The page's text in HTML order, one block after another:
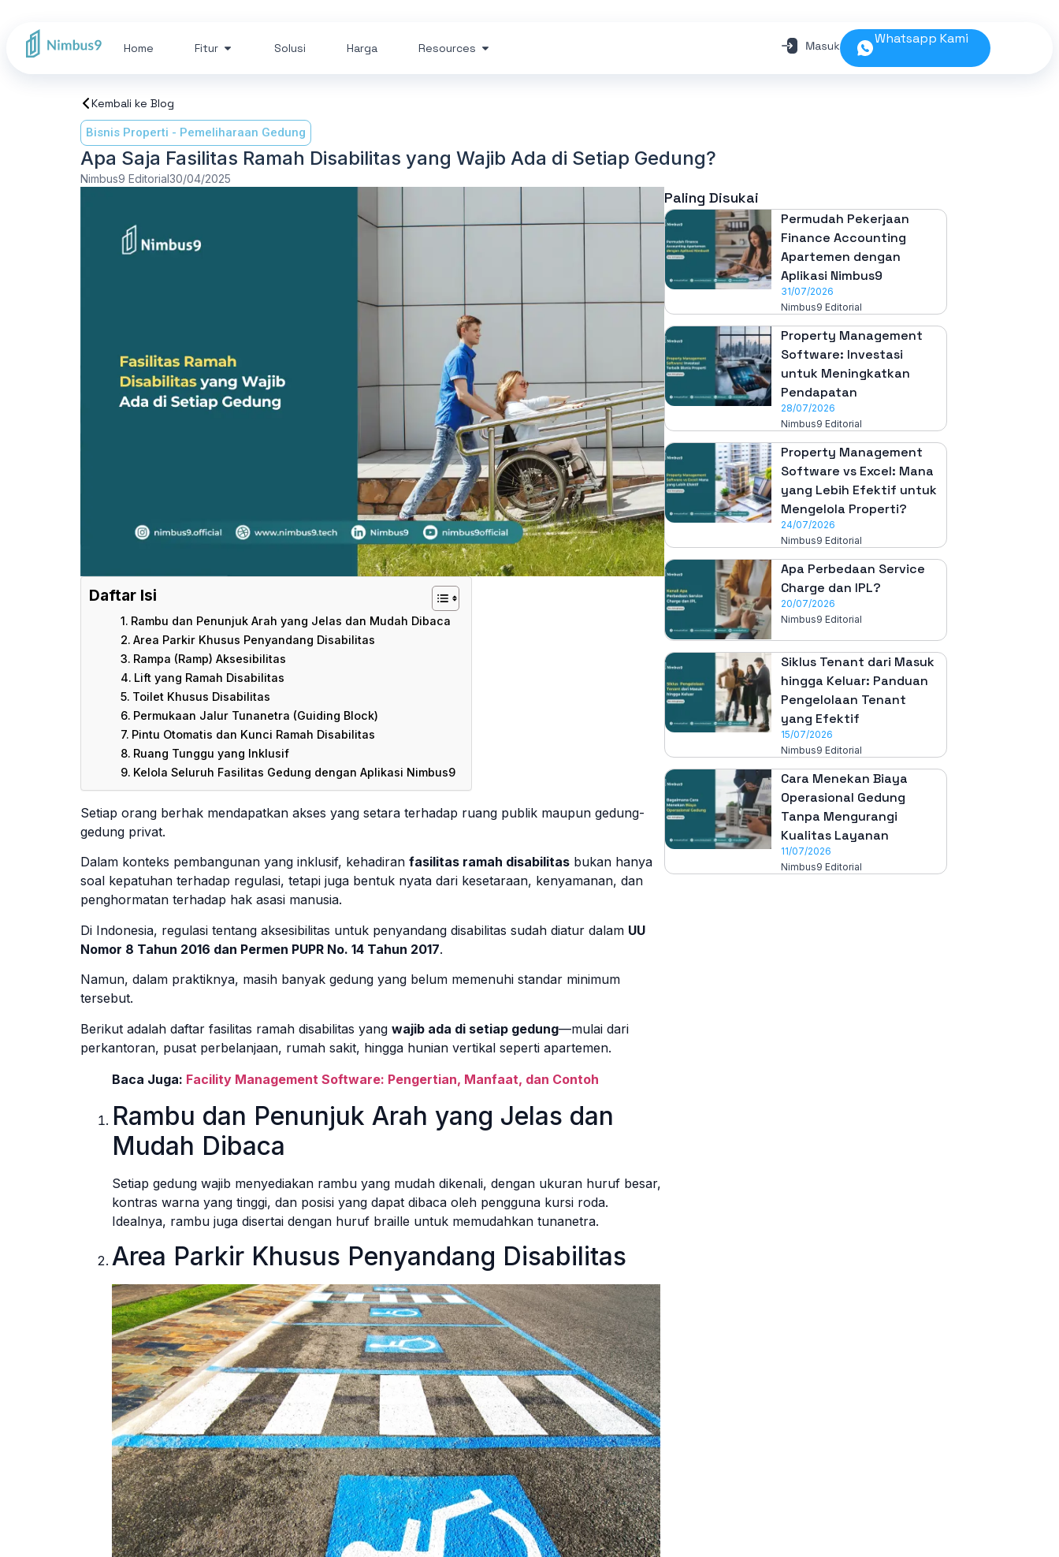
Home Fitur Solusi Harga Resources
Whatsapp Kami
Kembali ke Blog
Bisnis Properti - Pemeliharaan Gedung
Apa Saja Fasilitas Ramah Disabilitas yang Wajib Ada di Setiap Gedung?
Nimbus9 Editorial30/04/2025
Daftar Isi
Rambu dan Penunjuk Arah yang Jelas dan Mudah Dibaca
Area Parkir Khusus Penyandang Disabilitas
Rampa (Ramp) Aksesibilitas
Lift yang Ramah Disabilitas
Toilet Khusus Disabilitas
Permukaan Jalur Tunanetra (Guiding Block)
Pintu Otomatis dan Kunci Ramah Disabilitas
Ruang Tunggu yang Inklusif
Kelola Seluruh Fasilitas Gedung dengan Aplikasi Nimbus9
Setiap orang berhak mendapatkan akses yang setara terhadap ruang publik maupun gedung-
gedung privat.
Dalam konteks pembangunan yang inklusif, kehadiran fasilitas ramah disabilitas bukan hanya
soal kepatuhan terhadap regulasi, tetapi juga bentuk nyata dari kesetaraan, kenyamanan, dan
penghormatan terhadap hak asasi manusia.
Di Indonesia, regulasi tentang aksesibilitas untuk penyandang disabilitas sudah diatur dalam UU
Nomor 8 Tahun 2016 dan Permen PUPR No. 14 Tahun 2017.
Namun, dalam praktiknya, masih banyak gedung yang belum memenuhi standar minimum
tersebut.
Berikut adalah daftar fasilitas ramah disabilitas yang wajib ada di setiap gedung—mulai dari
perkantoran, pusat perbelanjaan, rumah sakit, hingga hunian vertikal seperti apartemen.
Baca Juga: Facility Management Software: Pengertian, Manfaat, dan Contoh
Rambu dan Penunjuk Arah yang Jelas dan
Mudah Dibaca
Setiap gedung wajib menyediakan rambu yang mudah dikenali, dengan ukuran huruf besar,
kontras warna yang tinggi, dan posisi yang dapat dibaca oleh pengguna kursi roda.
Idealnya, rambu juga disertai dengan huruf braille untuk memudahkan tunanetra.
Area Parkir Khusus Penyandang Disabilitas
Paling Disukai
Permudah Pekerjaan
Finance Accounting
Apartemen dengan
Aplikasi Nimbus9
31/07/2026
Nimbus9 Editorial
Property Management
Software: Investasi
untuk Meningkatkan
Pendapatan
28/07/2026
Nimbus9 Editorial
Property Management
Software vs Excel: Mana
yang Lebih Efektif untuk
Mengelola Properti?
24/07/2026
Nimbus9 Editorial
Apa Perbedaan Service
Charge dan IPL?
20/07/2026
Nimbus9 Editorial
Siklus Tenant dari Masuk
hingga Keluar: Panduan
Pengelolaan Tenant
yang Efektif
15/07/2026
Nimbus9 Editorial
Cara Menekan Biaya
Operasional Gedung
Tanpa Mengurangi
Kualitas Layanan
11/07/2026
Nimbus9 Editorial